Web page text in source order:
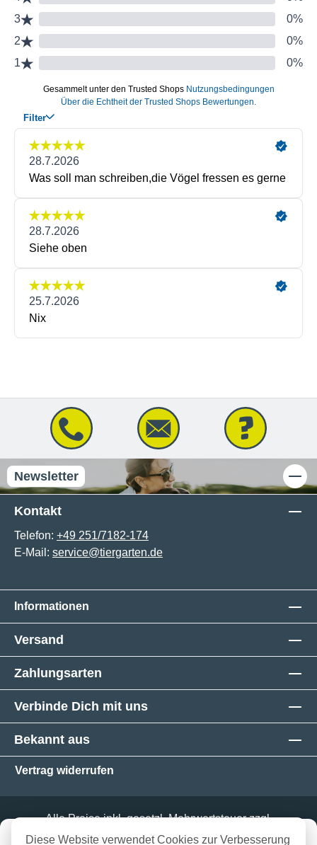
Newsletter
Kontakt
Telefon: +49 251/7182-174
E-Mail: service@tiergarten.de
Informationen
Versand
Zahlungsarten
Verbinde Dich mit uns
Bekannt aus
Vertrag widerrufen
Alle Preise inkl. gesetzl. Mehrwertsteuer zzgl.
Versandkosten und ggf. Nachnahmegebühren, wenn
Diese Website verwendet Cookies zur Verbesserung